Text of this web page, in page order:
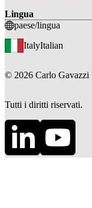
Lingua
paese/lingua
ItalyItalian
© 2026 Carlo Gavazzi
Tutti i diritti riservati.